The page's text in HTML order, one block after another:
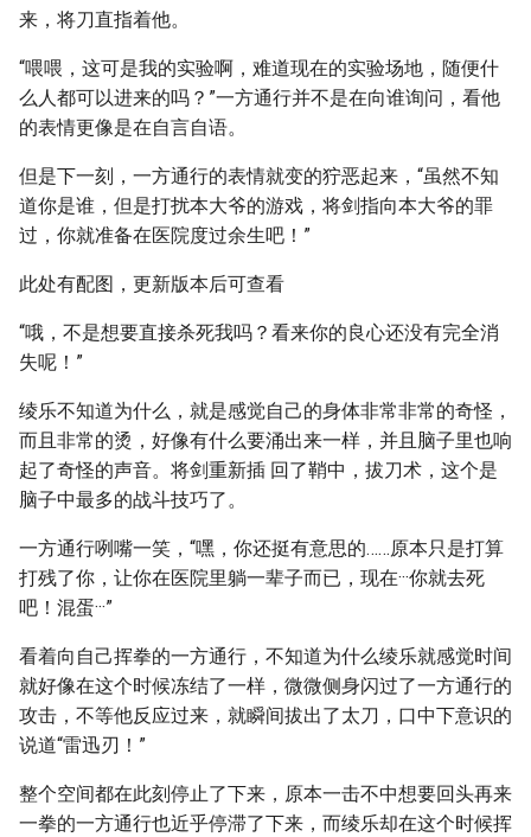
来，将刀直指着他。
“喂喂，这可是我的实验啊，难道现在的实验场地，随便什
么人都可以进来的吗？”一方通行并不是在向谁询问，看他
的表情更像是在自言自语。
但是下一刻，一方通行的表情就变的狞恶起来，“虽然不知
道你是谁，但是打扰本大爷的游戏，将剑指向本大爷的罪
过，你就准备在医院度过余生吧！”
此处有配图，更新版本后可查看
“哦，不是想要直接杀死我吗？看来你的良心还没有完全消
失呢！”
绫乐不知道为什么，就是感觉自己的身体非常非常的奇怪，
而且非常的烫，好像有什么要涌出来一样，并且脑子里也响
起了奇怪的声音。将剑重新插 回了鞘中，拔刀术，这个是
脑子中最多的战斗技巧了。
一方通行咧嘴一笑，“嘿，你还挺有意思的……原本只是打算
打残了你，让你在医院里躺一辈子而已，现在···你就去死
吧！混蛋···”
看着向自己挥拳的一方通行，不知道为什么绫乐就感觉时间
就好像在这个时候冻结了一样，微微侧身闪过了一方通行的
攻击，不等他反应过来，就瞬间拔出了太刀，口中下意识的
说道“雷迅刃！”
整个空间都在此刻停止了下来，原本一击不中想要回头再来
一拳的一方通行也近乎停滞了下来，而绫乐却在这个时候挥